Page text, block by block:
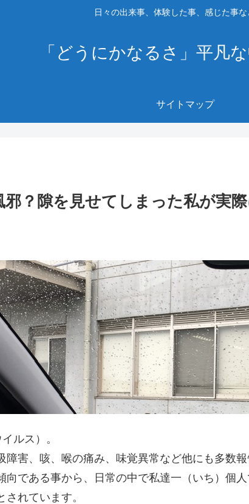
日々の出来事、体験した事、感じた事
「どうにかなるさ」平凡
サイトマップ
？隙を見せてしまった私が実
ルス）。
障害、咳、喉の痛み、味覚異常など他にも多数
向である事から、日常の中で私達一（いち）個
れています。